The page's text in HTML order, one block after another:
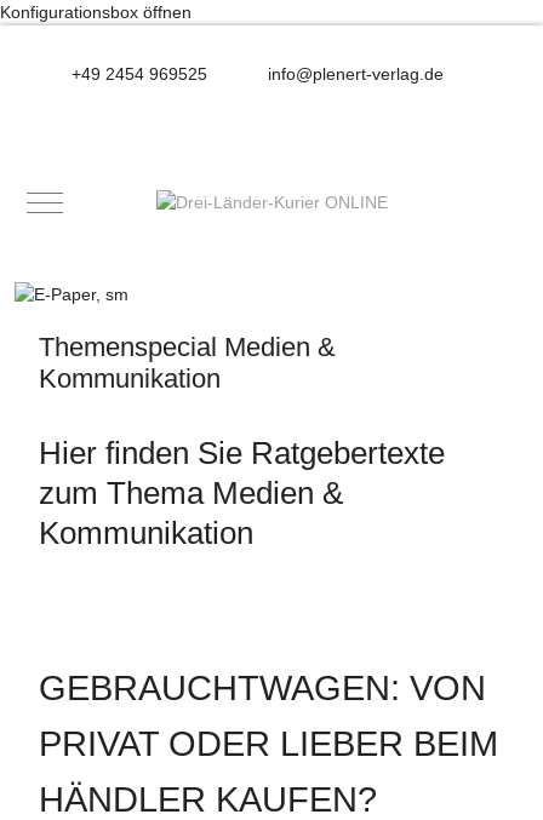
Konfigurationsbox öffnen
+49 2454 969525 info@plenert-verlag.de
Mobile Menu Toggle
Themenspecial Medien &
Kommunikation
Hier finden Sie Ratgebertexte
zum Thema Medien &
Kommunikation
GEBRAUCHTWAGEN: VON
PRIVAT ODER LIEBER BEIM
HÄNDLER KAUFEN?